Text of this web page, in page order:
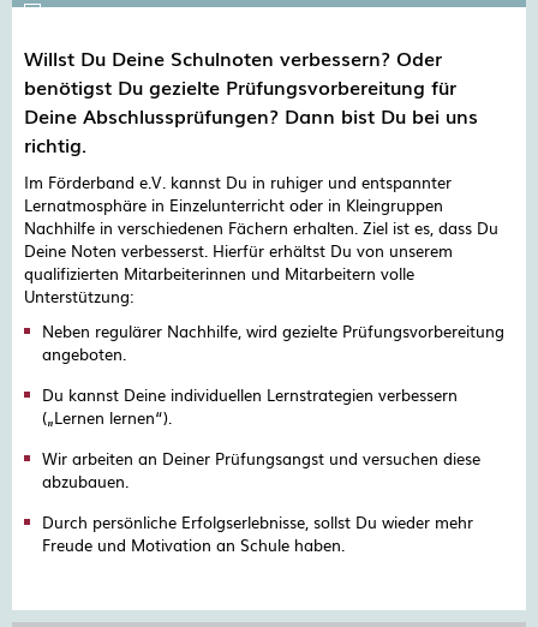
Willst Du Deine Schulnoten verbessern? Oder
benötigst Du gezielte Prüfungsvorbereitung für
Deine Abschlussprüfungen? Dann bist Du bei uns
richtig.
Im Förderband e.V. kannst Du in ruhiger und entspannter
Lernatmosphäre in Einzelunterricht oder in Kleingruppen
Nachhilfe in verschiedenen Fächern erhalten. Ziel ist es, dass Du
Deine Noten verbesserst. Hierfür erhältst Du von unserem
qualifizierten Mitarbeiterinnen und Mitarbeitern volle
Unterstützung:
Neben regulärer Nachhilfe, wird gezielte Prüfungsvorbereitung
angeboten.
Du kannst Deine individuellen Lernstrategien verbessern
(„Lernen lernen“).
Wir arbeiten an Deiner Prüfungsangst und versuchen diese
abzubauen.
Durch persönliche Erfolgserlebnisse, sollst Du wieder mehr
Freude und Motivation an Schule haben.